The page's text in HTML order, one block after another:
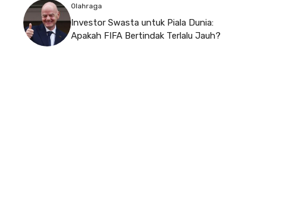
Olahraga
Investor Swasta untuk Piala Dunia:
Apakah FIFA Bertindak Terlalu Jauh?